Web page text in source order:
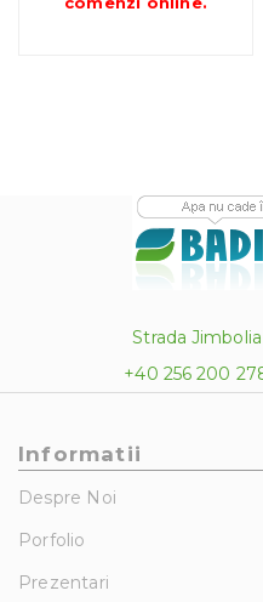
Strada
+40 256 200
Informatii
Despre Noi
Porfolio
Prezentari